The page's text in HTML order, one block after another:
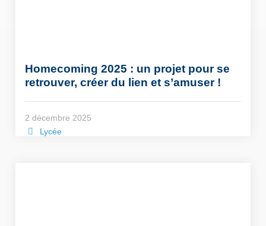
Homecoming 2025 : un projet pour se
retrouver, créer du lien et s’amuser !
2 décembre 2025
Lycée